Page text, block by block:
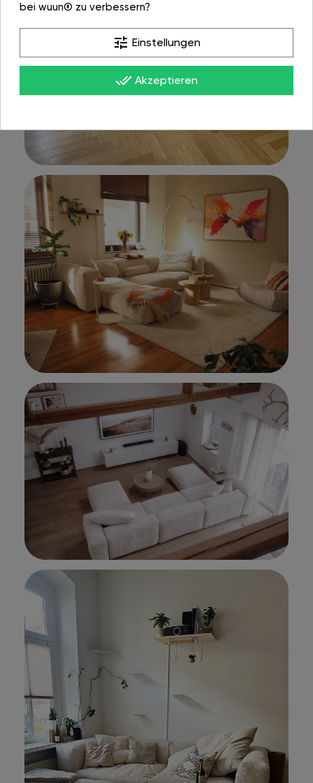
bei wuun® zu verbessern?
tune Einstellungen
done_all Akzeptieren